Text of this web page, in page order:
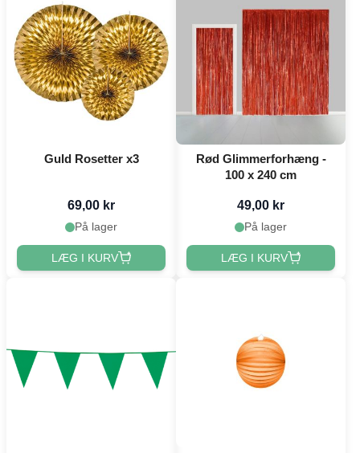
Guld Rosetter x3
69,00 kr
På lager
LÆG I KURV
Rød Glimmerforhæng -
100 x 240 cm
49,00 kr
På lager
LÆG I KURV